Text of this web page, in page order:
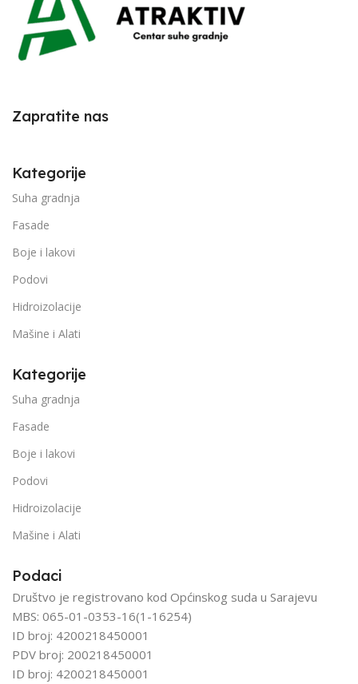
Zapratite nas
Kategorije
Suha gradnja
Fasade
Boje i lakovi
Podovi
Hidroizolacije
Mašine i Alati
Kategorije
Suha gradnja
Fasade
Boje i lakovi
Podovi
Hidroizolacije
Mašine i Alati
Podaci
Društvo je registrovano kod Općinskog suda u Sarajevu
MBS: 065-01-0353-16(1-16254)
ID broj: 4200218450001
PDV broj: 200218450001
ID broj: 4200218450001